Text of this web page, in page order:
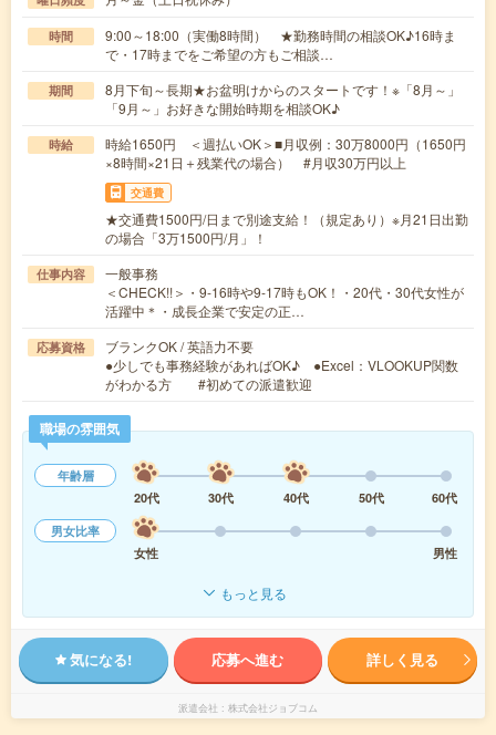
時間
9:00～18:00（実働8時間） ★勤務時間の相談OK♪16時ま
で・17時までをご希望の方もご相談…
期間
8月下旬～長期★お盆明けからのスタートです！※「8月～」
「9月～」お好きな開始時期を相談OK♪
時給
時給1650円 ＜週払いOK＞■月収例：30万8000円（1650円
×8時間×21日＋残業代の場合） #月収30万円以上
交通費
★交通費1500円/日まで別途支給！（規定あり）※月21日出勤
の場合「3万1500円/月」！
仕事内容
一般事務
＜CHECK!!＞・9-16時や9-17時もOK！・20代・30代女性が
活躍中＊・成長企業で安定の正…
応募資格
ブランクOK / 英語力不要
●少しでも事務経験があればOK♪ ●Excel：VLOOKUP関数
がわかる方 #初めての派遣歓迎
職場の雰囲気
年齢層
20代
30代 40代 50代
60代
男女比率
女性
男性
もっと見る
気になる! 応募へ進む 詳しく見る
派遣会社 株式会社ジョブコム